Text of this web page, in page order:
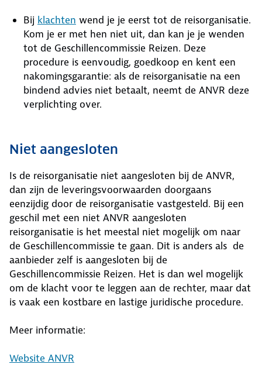
Bij klachten wend je je eerst tot de reisorganisatie.
Kom je er met hen niet uit, dan kan je je wenden
tot de Geschillencommissie Reizen. Deze
procedure is eenvoudig, goedkoop en kent een
nakomingsgarantie: als de reisorganisatie na een
bindend advies niet betaalt, neemt de ANVR deze
verplichting over.
Niet aangesloten
Is de reisorganisatie niet aangesloten bij de ANVR,
dan zijn de leveringsvoorwaarden doorgaans
eenzijdig door de reisorganisatie vastgesteld. Bij een
geschil met een niet ANVR aangesloten
reisorganisatie is het meestal niet mogelijk om naar
de Geschillencommissie te gaan. Dit is anders als de
aanbieder zelf is aangesloten bij de
Geschillencommissie Reizen. Het is dan wel mogelijk
om de klacht voor te leggen aan de rechter, maar dat
is vaak een kostbare en lastige juridische procedure.
Meer informatie:
Website ANVR